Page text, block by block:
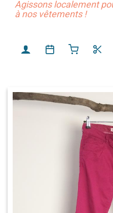
Agissons localement
à nos vêtements !